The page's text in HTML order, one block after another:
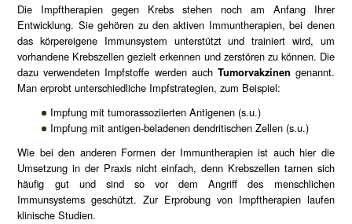
Die Impftherapien gegen Krebs stehen noch am Anfang Ihrer
Entwicklung. Sie gehören zu den aktiven Immuntherapien, bei denen
das körpereigene Immunsystem unterstützt und trainiert wird, um
vorhandene Krebszellen gezielt erkennen und zerstören zu können. Die
dazu verwendeten Impfstoffe werden auch Tumorvakzinen genannt.
Man erprobt unterschiedliche Impfstrategien, zum Beispiel:
Impfung mit tumorassoziierten Antigenen (s.u.)
Impfung mit antigen-beladenen dendritischen Zellen (s.u.)
Wie bei den anderen Formen der Immuntherapien ist auch hier die
Umsetzung in der Praxis nicht einfach, denn Krebszellen tarnen sich
häufig gut und sind so vor dem Angriff des menschlichen
Immunsystems geschützt. Zur Erprobung von Impftherapien laufen
klinische Studien.